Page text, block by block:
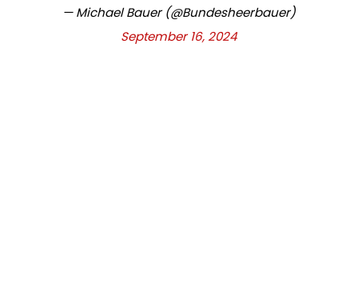
— Michael Bauer (@Bundesheerbauer)
September 16, 2024